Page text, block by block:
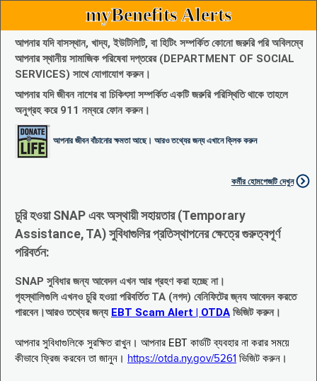
myBenefits Alerts
আপনার যদি বাসস্থান, খাদ্য, ইউটিলিটি, বা হিটিং সম্পর্কিত কোনো জরুরি পরি অবিলম্বে
আপনার স্থানীয় সামাজিক পরিষেবা দপ্তরের (DEPARTMENT OF SOCIAL
SERVICES) সাথে যোগাযোগ করুন।
আপনার যদি জীবন নাশের বা চিকিৎসা সম্পর্কিত একটি জরুরি পরিস্থিতি থাকে তাহলে
অনুগ্রহ করে 911 নম্বরে ফোন করুন।
আপনার জীবন বাঁচানোর ক্ষমতা আছে। আরও তথ্যের জন্য এখানে ক্লিক করুন
কর্মীর হোমপেজটি দেখুন
চুরি হওয়া SNAP এবং অস্থায়ী সহায়তার (Temporary
Assistance, TA) সুবিধাগুলির প্রতিস্থাপনের ক্ষেত্রে গুরুত্বপূর্ণ
পরিবর্তন:
SNAP সুবিধার জন্য আবেদন এখন আর গ্রহণ করা হচ্ছে না।
গৃহস্থালিগুলি এখনও চুরি হওয়া পরিবর্তিত TA (নগদ) বেনিফিটের জ্নয আবেদন করতে
পারবেন।আরও তথ্যের জন্য EBT Scam Alert | OTDA ভিজিট করুন।
আপনার সুবিধাগুলিকে সুরক্ষিত রাখুন। আপনার EBT কার্ডটি ব্যবহার না করার সময়ে
কীভাবে ফ্রিজ করবেন তা জানুন। https://otda.ny.gov/5261 ভিজিট করুন।